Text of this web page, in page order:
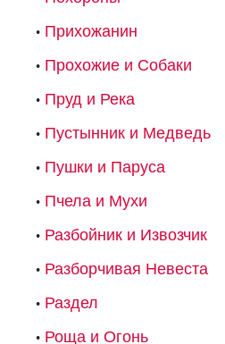
Прихожанин
Прохожие и Собаки
Пруд и Река
Пустынник и Медведь
Пушки и Паруса
Пчела и Мухи
Разбойник и Извозчик
Разборчивая Невеста
Раздел
Роща и Огонь